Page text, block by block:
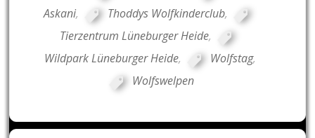
Askani, Thoddys Wolfkinderclub,
Tierzentrum Lüneburger Heide,
Wildpark Lüneburger Heide, Wolfstag,
Wolfswelpen